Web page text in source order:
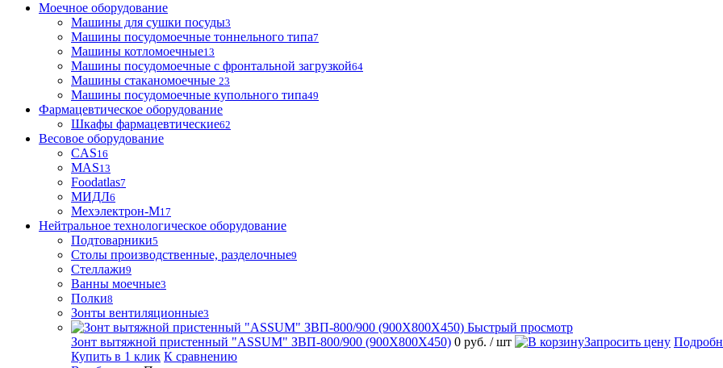
Моечное оборудование
Машины для сушки посуды3
Машины посудомоечные тоннельного типа7
Машины котломоечные13
Машины посудомоечные с фронтальной загрузкой64
Машины стаканомоечные 23
Машины посудомоечные купольного типа49
Фармацевтическое оборудование
Шкафы фармацевтические62
Весовое оборудование
CAS16
MAS13
Foodatlas7
МИДЛ6
Мехэлектрон-М17
Нейтральное технологическое оборудование
Подтоварники5
Столы производственные, разделочные9
Стеллажи9
Ванны моечные3
Полки8
Зонты вентиляционные3
Быстрый просмотр
Зонт вытяжной пристенный "ASSUM" ЗВП-800/900 (900Х800Х450) 0 руб. / шт Запросить цену
Купить в 1 клик К сравнению